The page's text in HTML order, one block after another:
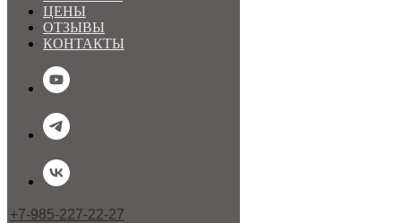
ЦЕНЫ
ОТЗЫВЫ
КОНТАКТЫ
+7-985-227-22-27